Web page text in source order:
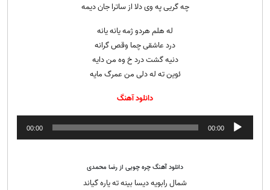
چه گریی په وی دلا از ساترا جان دیمه
له هلم هردو ژمه یانه یانه
درد عاشقی چما وقص گرانه
دنیه گشت درد خ وه من دایه
ئوین ته له دلی من عمرگ مایه
دانلود آهنگ
پخش‌کننده
صوت
00:00
00:00
دانلود آهنگ چره چویی از رضا محمدی
شمال رابویه دیسا بینه ته یاره گیاند